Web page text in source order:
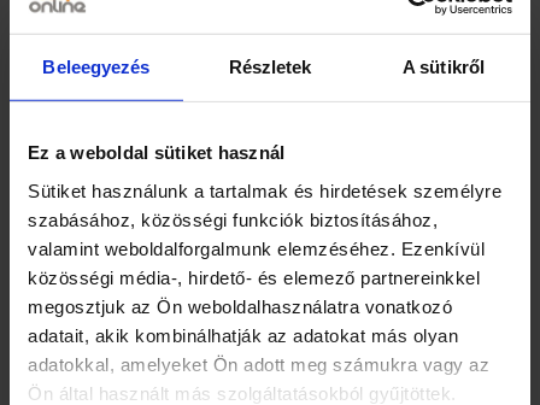
Beleegyezés Részletek A sütikről
Ez a weboldal sütiket használ
Sütiket használunk a tartalmak és hirdetések személyre
szabásához, közösségi funkciók biztosításához,
valamint weboldalforgalmunk elemzéséhez. Ezenkívül
közösségi média-, hirdető- és elemező partnereinkkel
megosztjuk az Ön weboldalhasználatra vonatkozó
adatait, akik kombinálhatják az adatokat más olyan
adatokkal, amelyeket Ön adott meg számukra vagy az
Ön által használt más szolgáltatásokból gyűjtöttek.
Zrt., 1097 Budapest, Könyves Kálmán
körút 11/c.
1097 Budapest, Könyves Kálmán körút
11/c.
Márka
Coop
Kiszerelés
200